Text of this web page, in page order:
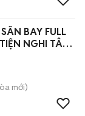
BAY FULL
NGHI TÂN
mới)